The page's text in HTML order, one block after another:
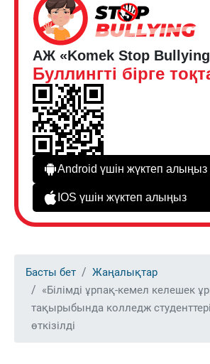
АЖ «Komek Stop
Буллингті бірге
Android үшін жүктеп алыңыз
IOS үшін жүктеп алыңыз
Басты бет
Жаңалықтар
«Білімді ұрпақ-кемел келешек
тақырыбында колледж
өткізілді